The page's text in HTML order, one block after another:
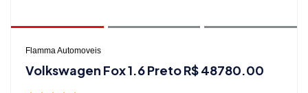
Flamma Automoveis
Volkswagen Fox 1.6 Preto R$ 48780.00